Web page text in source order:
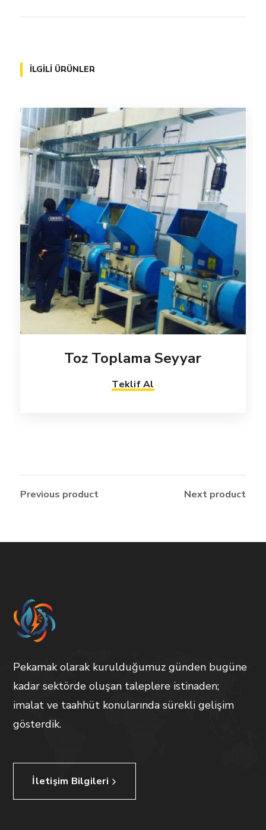
İLGILI ÜRÜNLER
Toz Toplama Seyyar
Teklif Al
Previous product Next product
Pekamak olarak kurulduğumuz günden bugüne
kadar sektörde oluşan taleplere istinaden;
imalat ve taahhüt konularında sürekli gelişim
gösterdik.
İletişim Bilgileri